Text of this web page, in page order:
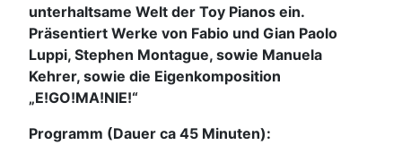
unterhaltsame Welt der Toy Pianos ein.
Präsentiert Werke von Fabio und Gian Paolo
Luppi, Stephen Montague, sowie Manuela
Kehrer, sowie die Eigenkomposition
„E!GO!MA!NIE!“
Programm (Dauer ca 45 Minuten):